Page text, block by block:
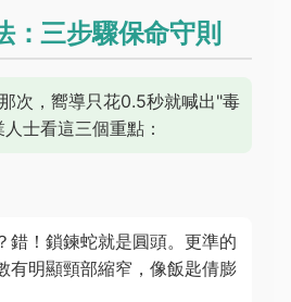
：三步驟保命守則
次，嚮導只花0.5秒就喊出"毒
士看這三個重點：
錯！鎖鍊蛇就是圓頭。更準的
有明顯頸部縮窄，像飯匙倩膨